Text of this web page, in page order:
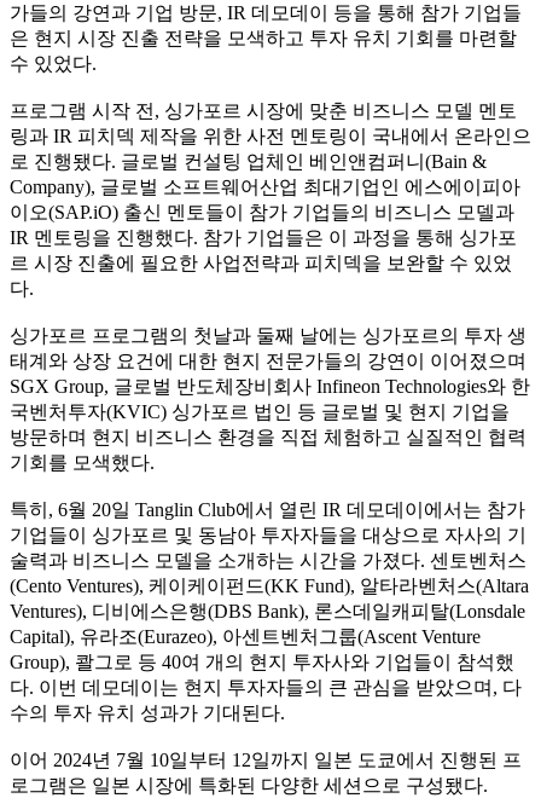
가들의 강연과 기업 방문, IR 데모데이 등을 통해 참가 기업들
은 현지 시장 진출 전략을 모색하고 투자 유치 기회를 마련할
수 있었다.
프로그램 시작 전, 싱가포르 시장에 맞춘 비즈니스 모델 멘토
링과 IR 피치덱 제작을 위한 사전 멘토링이 국내에서 온라인으
로 진행됐다. 글로벌 컨설팅 업체인 베인앤컴퍼니(Bain &
Company), 글로벌 소프트웨어산업 최대기업인 에스에이피아
이오(SAP.iO) 출신 멘토들이 참가 기업들의 비즈니스 모델과
IR 멘토링을 진행했다. 참가 기업들은 이 과정을 통해 싱가포
르 시장 진출에 필요한 사업전략과 피치덱을 보완할 수 있었
다.
싱가포르 프로그램의 첫날과 둘째 날에는 싱가포르의 투자 생
태계와 상장 요건에 대한 현지 전문가들의 강연이 이어졌으며
SGX Group, 글로벌 반도체장비회사 Infineon Technologies와 한
국벤처투자(KVIC) 싱가포르 법인 등 글로벌 및 현지 기업을
방문하며 현지 비즈니스 환경을 직접 체험하고 실질적인 협력
기회를 모색했다.
특히, 6월 20일 Tanglin Club에서 열린 IR 데모데이에서는 참가
기업들이 싱가포르 및 동남아 투자자들을 대상으로 자사의 기
술력과 비즈니스 모델을 소개하는 시간을 가졌다. 센토벤처스
(Cento Ventures), 케이케이펀드(KK Fund), 알타라벤처스(Altara
Ventures), 디비에스은행(DBS Bank), 론스데일캐피탈(Lonsdale
Capital), 유라조(Eurazeo), 아센트벤처그룹(Ascent Venture
Group), 콸그로 등 40여 개의 현지 투자사와 기업들이 참석했
다. 이번 데모데이는 현지 투자자들의 큰 관심을 받았으며, 다
수의 투자 유치 성과가 기대된다.
이어 2024년 7월 10일부터 12일까지 일본 도쿄에서 진행된 프
로그램은 일본 시장에 특화된 다양한 세션으로 구성됐다.